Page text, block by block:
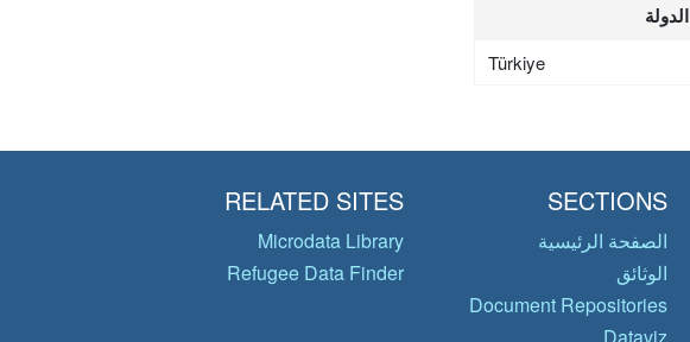
الدولة
Türkiye
SECTIONS
الصفحة الرئيسية
الوثائق
Document Repositories
RELATED SITES
Microdata Library
Refugee Data Finder